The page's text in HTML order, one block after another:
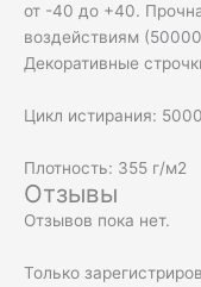
от -40 до +40.
воздействиям
Декоративные
Цикл истирания:
Плотность: 355 г/м2
Отзывы
Отзывов пока нет.
Только